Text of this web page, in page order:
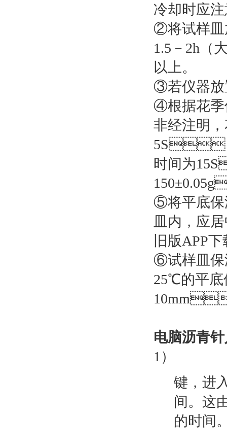
冷却时应注
②将试样皿
1.5－2h（
以上。
③若仪器放
④根据花季
非经注明
5S，
时间为
⑤将平底保
皿内，
旧版APP
⑥试样皿保
25℃的平底
电脑沥青
1）
键
间。
的时间